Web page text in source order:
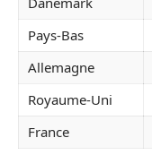
Pays-Bas
Allemagne
Royaume-Uni
France